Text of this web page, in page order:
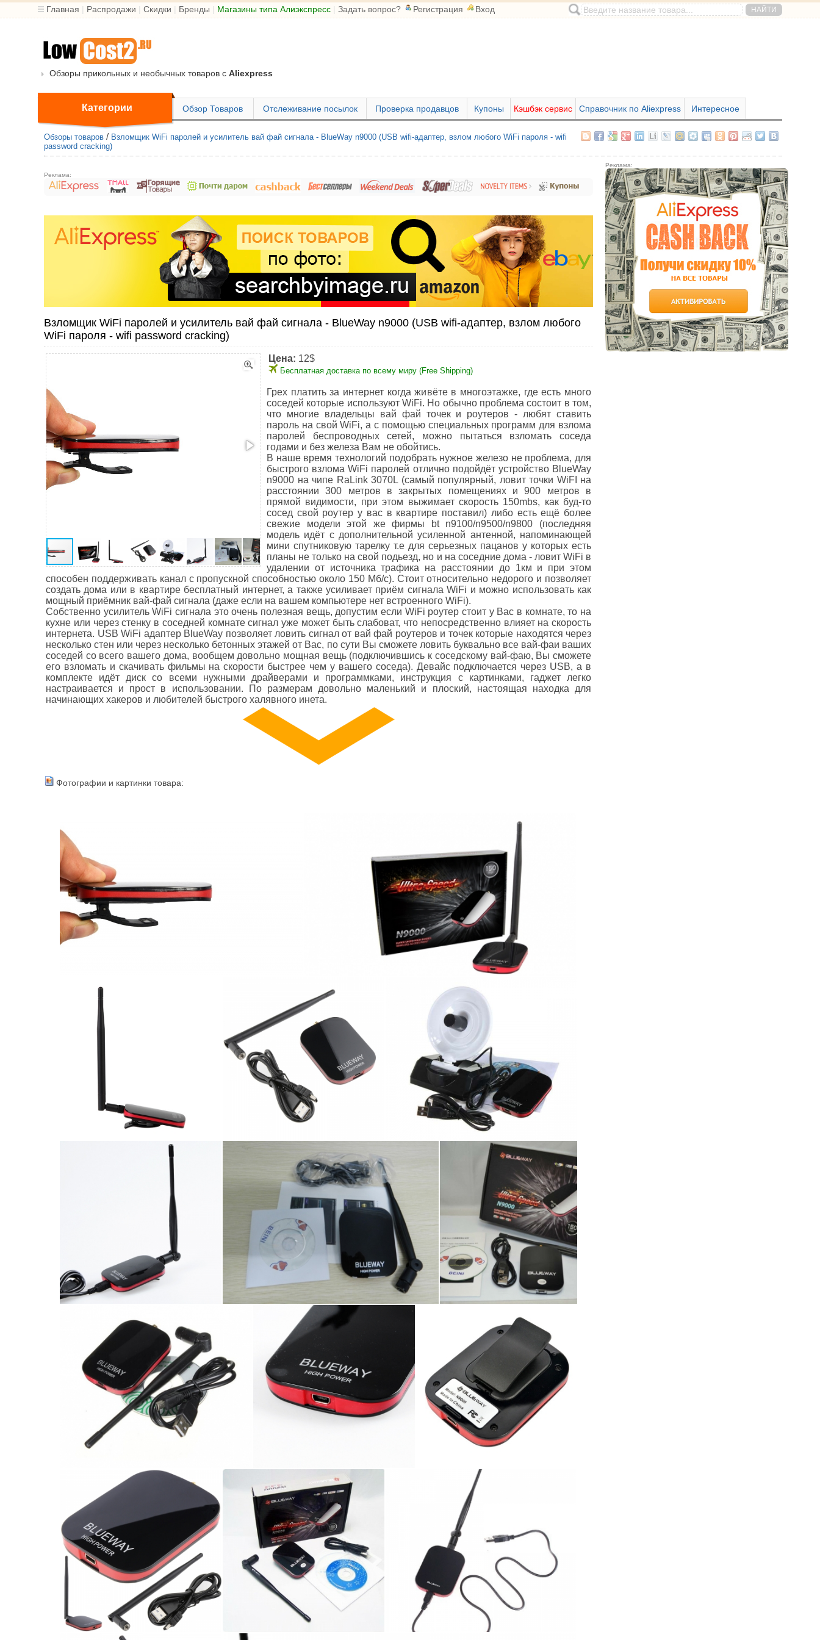
Главная | Распродажи | Скидки | Бренды | Магазины типа Алиэкспресс | Задать вопрос? Регистрация Вход
Обзоры прикольных и необычных товаров с Aliexpress
Категории Обзор Товаров Отслеживание посылок Проверка продавцов Купоны Кэшбэк сервис Справочник по Aliexpress Интересное
Обзоры товаров / Взломщик WiFi паролей и усилитель вай фай сигнала - BlueWay n9000 (USB wifi-адаптер, взлом любого WiFi пароля - wifi
password cracking)
Реклама:
Взломщик WiFi паролей и усилитель вай фай сигнала - BlueWay n9000 (USB wifi-адаптер, взлом любого
WiFi пароля - wifi password cracking)
Цена: 12$
Бесплатная доставка по всему миру (Free Shipping)
Грех платить за интернет когда живёте в многоэтажке, где есть много
соседей которые используют WiFi. Но обычно проблема состоит в том,
что многие владельцы вай фай точек и роутеров - любят ставить
пароль на свой WiFi, а с помощью специальных программ для взлома
паролей беспроводных сетей, можно пытаться взломать соседа
годами и без железа Вам не обойтись.
В наше время технологий подобрать нужное железо не проблема, для
быстрого взлома WiFi паролей отлично подойдёт устройство BlueWay
n9000 на чипе RaLink 3070L (самый популярный, ловит точки WiFI на
расстоянии 300 метров в закрытых помещениях и 900 метров в
прямой видимости, при этом выжимает скорость 150mbs, как буд-то
сосед свой роутер у вас в квартире поставил) либо есть ещё более
свежие модели этой же фирмы bt n9100/n9500/n9800 (последняя
модель идёт с дополнительной усиленной антенной, напоминающей
мини спутниковую тарелку т.е для серьезных пацанов у которых есть
планы не только на свой подьезд, но и на соседние дома - ловит WiFi в
удалении от источника трафика на расстоянии до 1км и при этом
способен поддерживать канал с пропускной способностью около 150 Мб/c). Стоит относительно недорого и позволяет
создать дома или в квартире бесплатный интернет, а также усиливает приём сигнала WiFi и можно использовать как
мощный приёмник вай-фай сигнала (даже если на вашем компьютере нет встроенного WiFi).
Собственно усилитель WiFi сигнала это очень полезная вещь, допустим если WiFi роутер стоит у Вас в комнате, то на
кухне или через стенку в соседней комнате сигнал уже может быть слабоват, что непосредственно влияет на скорость
интернета. USB WiFi адаптер BlueWay позволяет ловить сигнал от вай фай роутеров и точек которые находятся через
несколько стен или через несколько бетонных этажей от Вас, по сути Вы сможете ловить буквально все вай-фаи ваших
соседей со всего вашего дома, вообщем довольно мощная вещь (подключившись к соседскому вай-фаю, Вы сможете
его взломать и скачивать фильмы на скорости быстрее чем у вашего соседа). Девайс подключается через USB, а в
комплекте идёт диск со всеми нужными драйверами и программками, инструкция с картинками, гаджет легко
настраивается и прост в использовании. По размерам довольно маленький и плоский, настоящая находка для
начинающих хакеров и любителей быстрого халявного инета.
Фотографии и картинки товара:
Реклама: